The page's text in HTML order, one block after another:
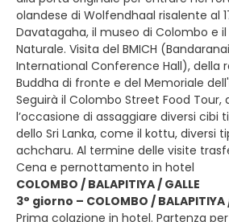
olandese di Wolfendhaal risalente al
Davatagaha, il museo di Colombo e il
Naturale. Visita del BMICH
International Conference Hall), della
Buddha di fronte e del Memoriale
Seguirà il Colombo Street Food Tour,
l’occasione di assaggiare diversi cibi
dello Sri Lanka, come il kottu, diversi
achcharu. Al termine delle visite
Cena e pernottamento in hotel
COLOMBO / BALAPITIYA / GALLE
3° giorno – COLOMBO / BALAPITIYA
Prima colazione in hotel. Partenza per